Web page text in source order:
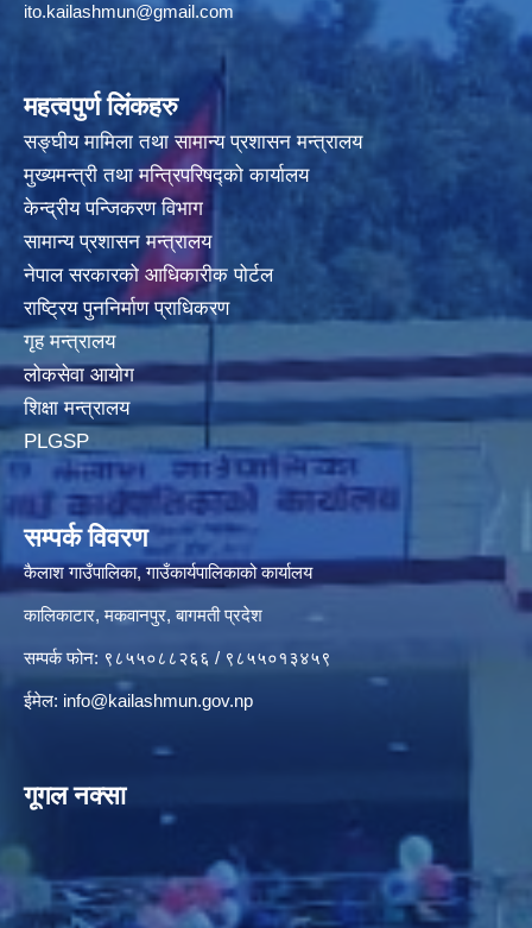
ito.kailashmun@gmail.com
महत्वपुर्ण लिंकहरु
सङ्घीय मामिला तथा सामान्य प्रशासन मन्त्रालय
मुख्यमन्त्री तथा मन्त्रिपरिषद्‍को कार्यालय
केन्द्रीय पन्जिकरण विभाग
सामान्य प्रशासन मन्त्रालय
नेपाल सरकारको आधिकारीक पोर्टल
राष्ट्रिय पुननिर्माण प्राधिकरण
गृह मन्त्रालय
लोकसेवा आयोग
शिक्षा मन्त्रालय
PLGSP
सम्पर्क विवरण
कैलाश गाउँपालिका, गाउँकार्यपालिकाको कार्यालय
कालिकाटार, मकवानपुर, बागमती प्रदेश
सम्पर्क फोन: ९८५५०८८२६६ / ९८५५०१३४५९
ईमेल: info@kailashmun.gov.np
गूगल नक्सा